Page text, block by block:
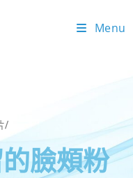
Menu
/
臉頰粉